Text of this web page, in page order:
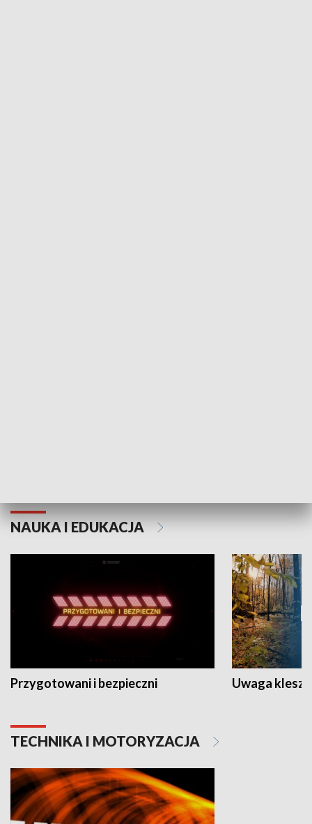
NAUKA I EDUKACJA
Przygotowani i bezpieczni Uwaga
TECHNIKA I MOTORYZACJA